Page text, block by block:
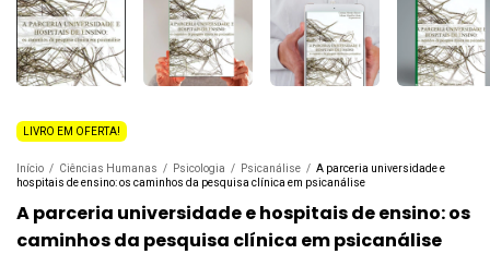
LIVRO EM OFERTA!
Início / Ciências Humanas / Psicologia / Psicanálise / A parceria universidade e
hospitais de ensino: os caminhos da pesquisa clínica em psicanálise
A parceria universidade e hospitais de ensino: os
caminhos da pesquisa clínica em psicanálise